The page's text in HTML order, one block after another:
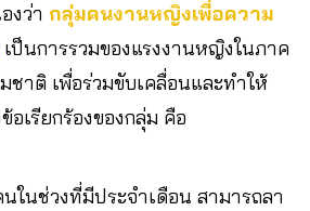
งว่า กลุ่มคนงานหญิงเพื่อความ
เป็นการรวมของแรงงานหญิงในภาค
ชาติ เพื่อร่วมขับเคลื่อนและทำให้
เรียกร้องของกลุ่ม คือ
ในช่วงที่มีประจำเดือน สามารถลา